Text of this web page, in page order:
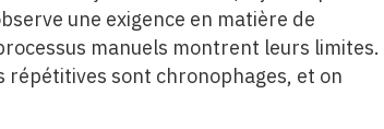
une exigence en matière de
manuels montrent leurs limites.
répétitives sont chronophages, et on